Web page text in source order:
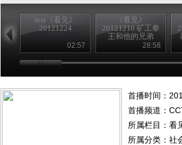
test《看见》
20121224
02:57
《看见》
20121216 矿工拳
王和他的兄弟
28:58
首播时间：
首播频道：
所属栏目： 看
所属分类：社